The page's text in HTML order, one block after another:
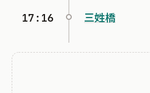
17:16 三姓橋